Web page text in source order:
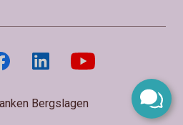
Bergslagen